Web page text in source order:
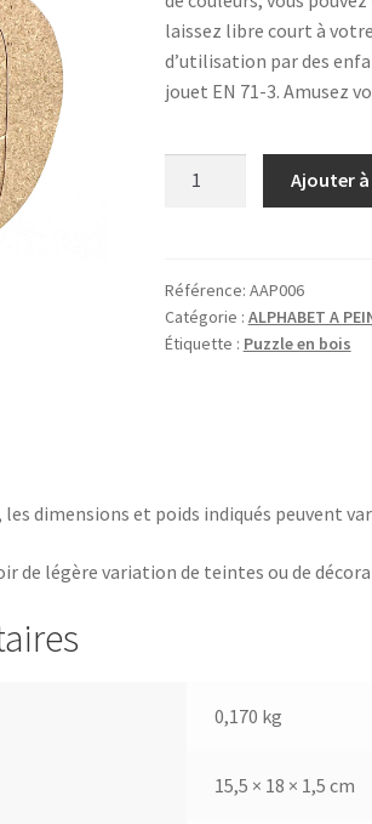
laissez libre court à
d’utilisation par des
jouet EN 71-3. Amusez
DINOSAURE
Ajouter
Référence: AAP006
Catégorie : ALPHABET A
Étiquette : Puzzle en bois
les dimensions et poids indiqués peuvent
de légère variation de teintes ou de
0,170 kg
15,5 × 18 × 1,5 cm